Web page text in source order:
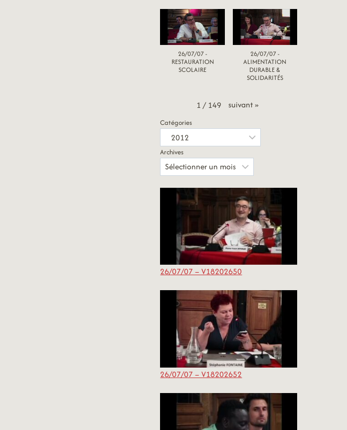
26/07/07 -
RESTAURATION
SCOLAIRE
26/07/07 -
ALIMENTATION
DURABLE &
SOLIDARITÉS
1 / 149 suivant»
Catégories
Archives
26/07/07 – V18202650
26/07/07 – V18202652